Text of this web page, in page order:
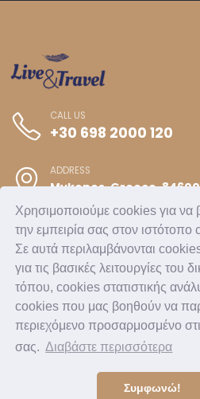
Χρησιμοποιούμε cookies για να
την εμπειρία σας στον
Σε αυτά περιλαμβάνονται
για τις βασικές λειτουργίες του
τόπου, cookies στατιστικής
cookies που μας βοηθούν να
περιεχόμενο προσαρμοσμένο
σας. Διαβάστε περισσότερα
Συμφωνώ!
CALL US
+30 698 2000 120
ADDRESS
Mykonos, Greece, 84600
ACCOMMODATION
PROPERTY
© Copyright 2021-2026.